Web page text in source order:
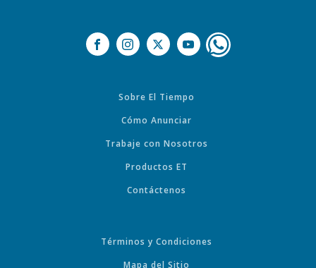
Sobre El Tiempo
Cómo Anunciar
Trabaje con Nosotros
Productos ET
Contáctenos
Términos y Condiciones
Mapa del Sitio